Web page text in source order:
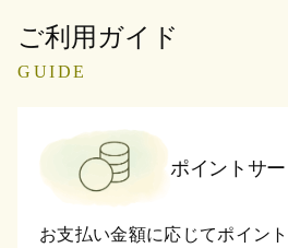
ご利用ガイド
GUIDE
ポイントサー
お支払い金額に応じてポイン